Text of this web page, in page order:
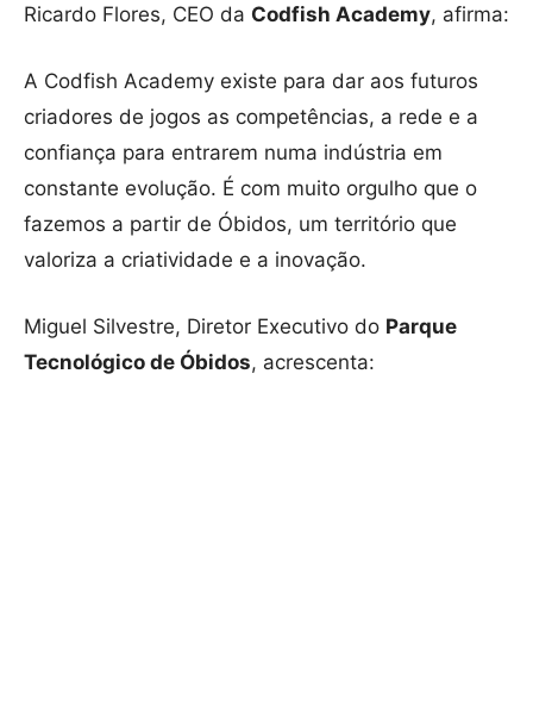
Ricardo Flores, CEO da Codfish Academy, afirma:
A Codfish Academy existe para dar aos futuros
criadores de jogos as competências, a rede e a
confiança para entrarem numa indústria em
constante evolução. É com muito orgulho que o
fazemos a partir de Óbidos, um território que
valoriza a criatividade e a inovação.
Miguel Silvestre, Diretor Executivo do Parque
Tecnológico de Óbidos, acrescenta: